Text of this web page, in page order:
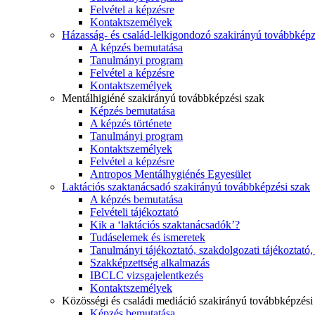
Felvétel a képzésre
Kontaktszemélyek
Házasság- és család-lelkigondozó szakirányú
A képzés bemutatása
Tanulmányi program
Felvétel a képzésre
Kontaktszemélyek
Mentálhigiéné szakirányú továbbképzési szak
Képzés bemutatása
A képzés története
Tanulmányi program
Kontaktszemélyek
Felvétel a képzésre
Antropos Mentálhygiénés Egyesület
Laktációs szaktanácsadó szakirányú továbbképzési szak
A képzés bemutatása
Felvételi tájékoztató
Kik a ‘laktációs szaktanácsadók’?
Tudáselemek és ismeretek
Tanulmányi tájékoztató, szakdolgozati
Szakképzettség alkalmazás
IBCLC vizsgajelentkezés
Kontaktszemélyek
Közösségi és családi mediáció szakirányú továbbképzési